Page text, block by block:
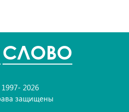
СЛОВО
2026
защищены